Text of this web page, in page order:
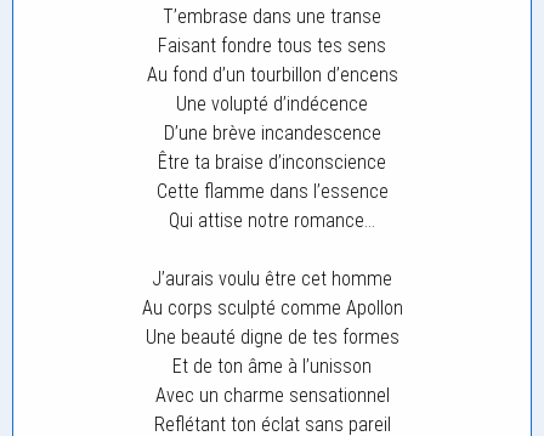
T’embrase dans une transe
Faisant fondre tous tes sens
Au fond d’un tourbillon d’encens
Une volupté d’indécence
D’une brève incandescence
Être ta braise d’inconscience
Cette flamme dans l’essence
Qui attise notre romance…
J’aurais voulu être cet homme
Au corps sculpté comme Apollon
Une beauté digne de tes formes
Et de ton âme à l’unisson
Avec un charme sensationnel
Reflétant ton éclat sans pareil